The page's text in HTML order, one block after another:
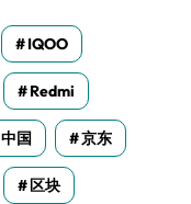
IQOO
Redmi
中国 京东
区块